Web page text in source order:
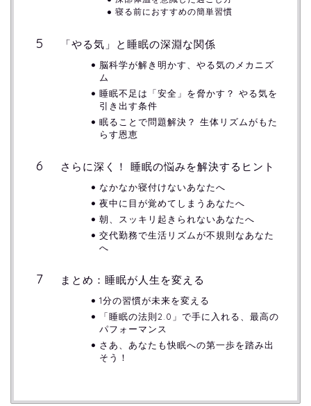
寝る前におすすめの簡単習慣
「やる気」と睡眠の深淵な関係
脳科学が解き明かす、やる気のメカニズ
ム
睡眠不足は「安全」を脅かす？ やる気を
引き出す条件
眠ることで問題解決？ 生体リズムがもた
らす恩恵
さらに深く！ 睡眠の悩みを解決するヒント
なかなか寝付けないあなたへ
夜中に目が覚めてしまうあなたへ
朝、スッキリ起きられないあなたへ
交代勤務で生活リズムが不規則なあなた
へ
まとめ：睡眠が人生を変える
1分の習慣が未来を変える
「睡眠の法則2.0」で手に入れる、最高の
パフォーマンス
さあ、あなたも快眠への第一歩を踏み出
そう！